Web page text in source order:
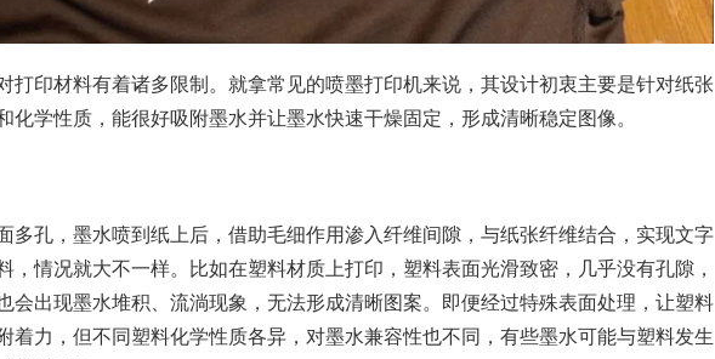
打印材料有着诸多限制。就拿常见的喷墨打印机来说，其设计初衷主要是针对纸张
化学性质，能很好吸附墨水并让墨水快速干燥固定，形成清晰稳定图像。
多孔，墨水喷到纸上后，借助毛细作用渗入纤维间隙，与纸张纤维结合，实现文字
，情况就大不一样。比如在塑料材质上打印，塑料表面光滑致密，几乎没有孔隙，
会出现墨水堆积、流淌现象，无法形成清晰图案。即便经过特殊表面处理，让塑料
着力，但不同塑料化学性质各异，对墨水兼容性也不同，有些墨水可能与塑料发生